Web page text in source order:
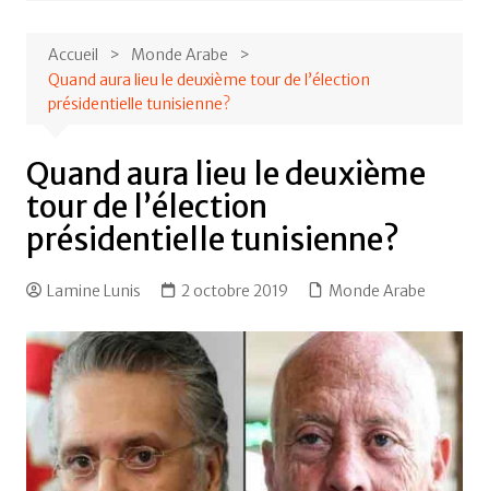
Accueil
Monde Arabe
Quand aura lieu le deuxième tour de l’élection
présidentielle tunisienne?
Quand aura lieu le deuxième
tour de l’élection
présidentielle tunisienne?
Lamine Lunis 2 octobre 2019 Monde Arabe